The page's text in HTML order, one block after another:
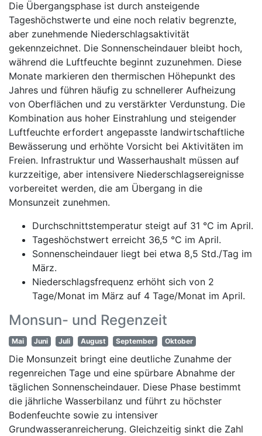
Die Übergangsphase ist durch ansteigende
Tageshöchstwerte und eine noch relativ begrenzte,
aber zunehmende Niederschlagsaktivität
gekennzeichnet. Die Sonnenscheindauer bleibt hoch,
während die Luftfeuchte beginnt zuzunehmen. Diese
Monate markieren den thermischen Höhepunkt des
Jahres und führen häufig zu schnellerer Aufheizung
von Oberflächen und zu verstärkter Verdunstung. Die
Kombination aus hoher Einstrahlung und steigender
Luftfeuchte erfordert angepasste landwirtschaftliche
Bewässerung und erhöhte Vorsicht bei Aktivitäten im
Freien. Infrastruktur und Wasserhaushalt müssen auf
kurzzeitige, aber intensivere Niederschlagsereignisse
vorbereitet werden, die am Übergang in die
Monsunzeit zunehmen.
Durchschnittstemperatur steigt auf 31 °C im April.
Tageshöchstwert erreicht 36,5 °C im April.
Sonnenscheindauer liegt bei etwa 8,5 Std./Tag im
März.
Niederschlagsfrequenz erhöht sich von 2
Tage/Monat im März auf 4 Tage/Monat im April.
Monsun- und Regenzeit
Mai Juni Juli August September Oktober
Die Monsunzeit bringt eine deutliche Zunahme der
regenreichen Tage und eine spürbare Abnahme der
täglichen Sonnenscheindauer. Diese Phase bestimmt
die jährliche Wasserbilanz und führt zu höchster
Bodenfeuchte sowie zu intensiver
Grundwasseranreicherung. Gleichzeitig sinkt die Zahl